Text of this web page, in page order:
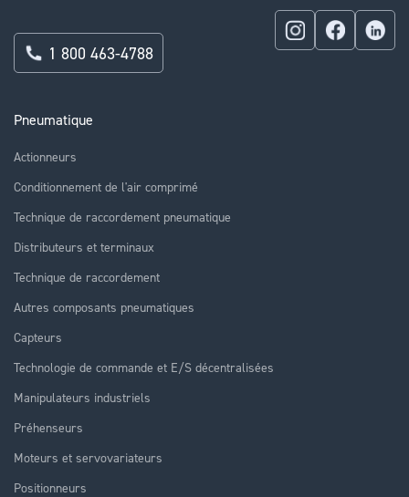
Pneumatique
Actionneurs
Conditionnement de l'air comprimé
Technique de raccordement pneumatique
Distributeurs et terminaux
Technique de raccordement
Autres composants pneumatiques
Capteurs
Technologie de commande et E/S décentralisées
Manipulateurs industriels
Préhenseurs
Moteurs et servovariateurs
Positionneurs
1 800 463-4788